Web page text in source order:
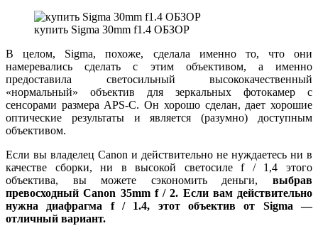
купить Sigma 30mm f1.4 ОБЗОР
В целом, Sigma, похоже, сделала именно то, что они
намеревались сделать с этим объективом, а именно
предоставила светосильный высококачественный
«нормальный» объектив для зеркальных фотокамер с
сенсорами размера APS-C. Он хорошо сделан, дает хорошие
оптические результаты и является (разумно) доступным
объективом.
Если вы владелец Canon и действительно не нуждаетесь ни в
качестве сборки, ни в высокой светосиле f / 1,4 этого
объектива, вы можете сэкономить деньги, выбрав
превосходный Canon 35mm f / 2. Если вам действительно
нужна диафрагма f / 1.4, этот объектив от Sigma —
отличный вариант.